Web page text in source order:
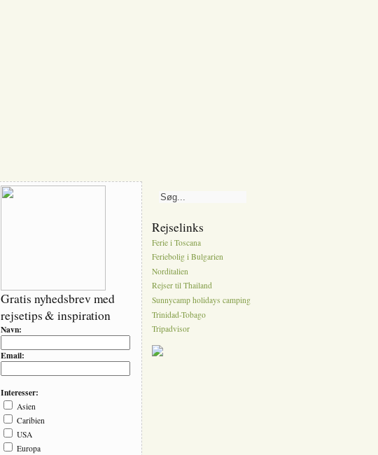
Gratis nyhedsbrev med
rejsetips & inspiration
Navn:
Email:
Interesser:
Asien
Caribien
USA
Europa
Rejselinks
Ferie i Toscana
Feriebolig i Bulgarien
Norditalien
Rejser til Thailand
Sunnycamp holidays camping
Trinidad-Tobago
Tripadvisor